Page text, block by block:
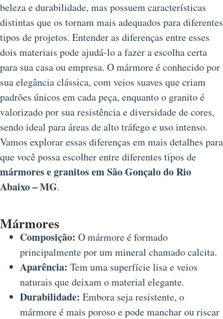
beleza e durabilidade, mas possuem características
distintas que os tornam mais adequados para diferentes
tipos de projetos. Entender as diferenças entre esses
dois materiais pode ajudá-lo a fazer a escolha certa
para sua casa ou empresa. O mármore é conhecido por
sua elegância clássica, com veios suaves que criam
padrões únicos em cada peça, enquanto o granito é
valorizado por sua resistência e diversidade de cores,
sendo ideal para áreas de alto tráfego e uso intenso.
Vamos explorar essas diferenças em mais detalhes para
que você possa escolher entre diferentes tipos de
mármores e granitos em São Gonçalo do Rio
Abaixo – MG.
Mármores
Composição: O mármore é formado
principalmente por um mineral chamado calcita.
Aparência: Tem uma superfície lisa e veios
naturais que deixam o material elegante.
Durabilidade: Embora seja resistente, o
mármore é mais poroso e pode manchar ou riscar